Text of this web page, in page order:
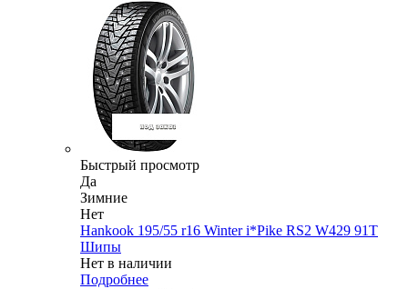
Быстрый просмотр
Да
Зимние
Нет
Hankook 195/55 r16 Winter i*Pike RS2 W429 91T
Шипы
Нет в наличии
Подробнее